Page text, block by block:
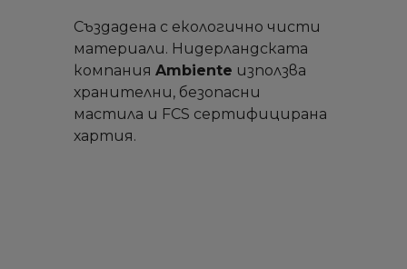
Създадена с екологично чисти
материали. Нидерландската
компания Ambiente използва
хранителни, безопасни
мастила и FCS сертифицирана
хартия.